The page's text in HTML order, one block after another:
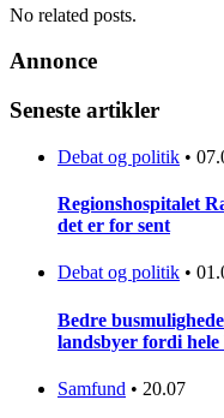
No related posts.
Annonce
Seneste artikler
Debat og politik •
Regionshospitalet
det er for sent
Debat og politik •
Bedre
landsbyer fordi
Samfund • 20.07